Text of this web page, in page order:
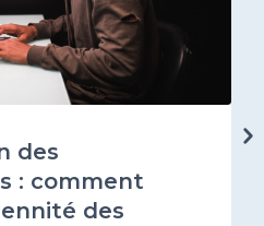
des
: comment
des